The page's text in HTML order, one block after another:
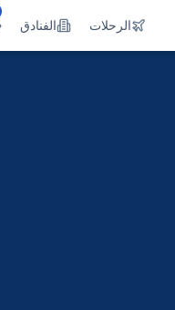
الرحلات الفنادق